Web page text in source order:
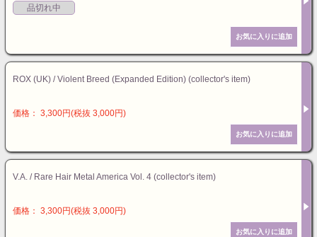
品切れ中
ROX (UK) / Violent Breed (Expanded Edition) (collector's item)
価格： 3,300円(税抜 3,000円)
V.A. / Rare Hair Metal America Vol. 4 (collector's item)
価格： 3,300円(税抜 3,000円)